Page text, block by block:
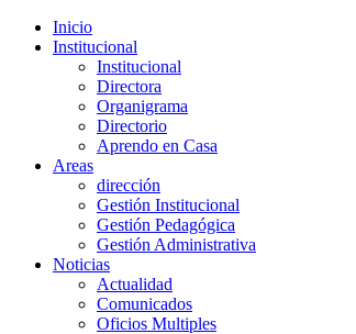
Inicio
Institucional
Institucional
Directora
Organigrama
Directorio
Aprendo en Casa
Areas
dirección
Gestión Institucional
Gestión Pedagógica
Gestión Administrativa
Noticias
Actualidad
Comunicados
Oficios Multiples